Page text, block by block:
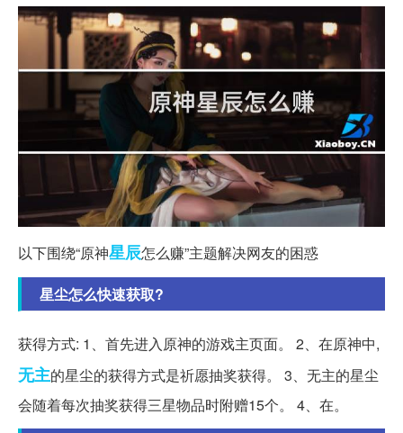
以下围绕“原神星辰怎么赚”主题解决网友的困惑
星尘怎么快速获取?
获得方式: 1、首先进入原神的游戏主页面。 2、在原神中,
无主的星尘的获得方式是祈愿抽奖获得。 3、无主的星尘
会随着每次抽奖获得三星物品时附赠15个。 4、在。